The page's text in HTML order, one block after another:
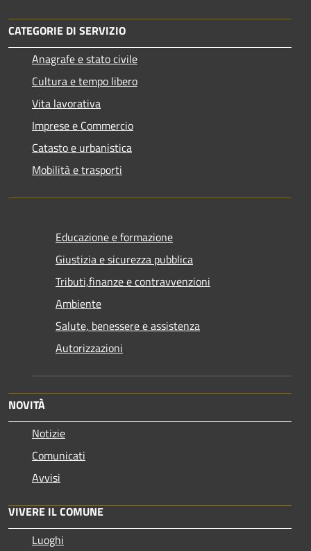
CATEGORIE DI SERVIZIO
Anagrafe e stato civile
Cultura e tempo libero
Vita lavorativa
Imprese e Commercio
Catasto e urbanistica
Mobilità e trasporti
Educazione e formazione
Giustizia e sicurezza pubblica
Tributi,finanze e contravvenzioni
Ambiente
Salute, benessere e assistenza
Autorizzazioni
NOVITÀ
Notizie
Comunicati
Avvisi
VIVERE IL COMUNE
Luoghi